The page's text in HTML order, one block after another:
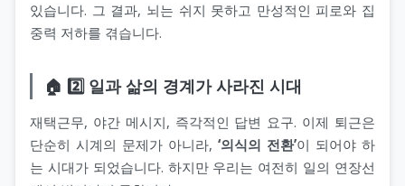
있습니다. 그 결과, 뇌는 쉬지 못하고 만성적인 피로와 집
중력 저하를 겪습니다.
🏠 2️⃣ 일과 삶의 경계가 사라진 시대
재택근무, 야간 메시지, 즉각적인 답변 요구. 이제 퇴근은
단순히 시계의 문제가 아니라, ‘의식의 전환’이 되어야 하
는 시대가 되었습니다. 하지만 우리는 여전히 일의 연장선